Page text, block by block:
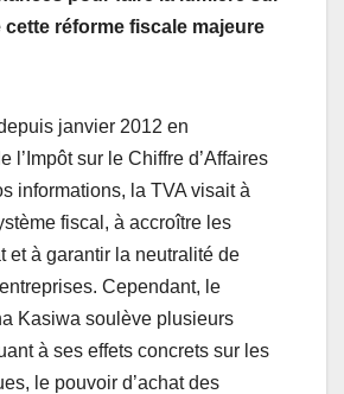
cette réforme fiscale majeure
janvier 2012 en
l’Impôt sur le Chiffre d’Affaires
informations, la TVA visait à
fiscal, à accroître les
et à garantir la neutralité de
Cependant, le
Kasiwa soulève plusieurs
à ses effets concrets sur les
le pouvoir d’achat des